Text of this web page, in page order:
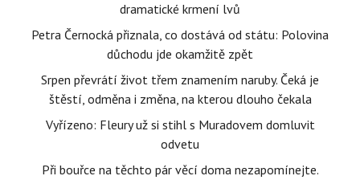
dramatické krmení lvů
Petra Černocká přiznala, co dostává od státu: Polovina
důchodu jde okamžitě zpět
Srpen převrátí život třem znamením naruby. Čeká je
štěstí, odměna i změna, na kterou dlouho čekala
Vyřízeno: Fleury už si stihl s Muradovem domluvit
odvetu
Při bouřce na těchto pár věcí doma nezapomínejte.